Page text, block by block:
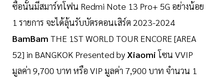
ซื้อนั้นมีสมาร์ทโฟน Redmi Note 13 Pro+ 5G อย่างน้อย
1 รายการ จะได้ลุ้นรับบัตรคอนเสิร์ต 2023-2024
BamBam THE 1ST WORLD TOUR ENCORE [AREA
52] in BANGKOK Presented by Xiaomiโซน VVIP
มูลค่า 9,700 บาท หรือ VIP มูลค่า 7,900 บาท จำนวน 1